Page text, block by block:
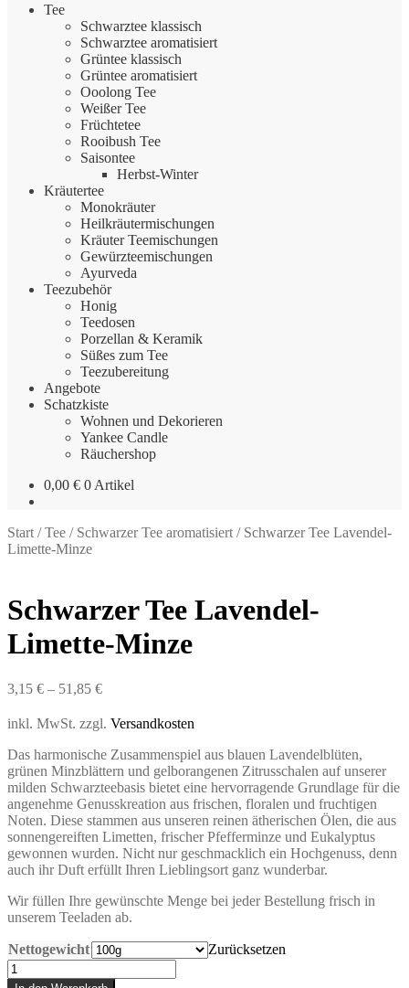
Tee
Schwarztee klassisch
Schwarztee aromatisiert
Grüntee klassisch
Grüntee aromatisiert
Ooolong Tee
Weißer Tee
Früchtetee
Rooibush Tee
Saisontee
Herbst-Winter
Kräutertee
Monokräuter
Heilkräutermischungen
Kräuter Teemischungen
Gewürzteemischungen
Ayurveda
Teezubehör
Honig
Teedosen
Porzellan & Keramik
Süßes zum Tee
Teezubereitung
Angebote
Schatzkiste
Wohnen und Dekorieren
Yankee Candle
Räuchershop
0,00 € 0 Artikel
Start /Tee / Schwarzer Tee aromatisiert / Schwarzer Tee Lavendel-
Limette-Minze
Schwarzer Tee Lavendel-
Limette-Minze
3,15 € – 51,85 €
inkl. MwSt. zzgl. Versandkosten
Das harmonische Zusammenspiel aus blauen Lavendelblüten,
grünen Minzblättern und gelborangenen Zitrusschalen auf unserer
milden Schwarzteebasis bietet eine hervorragende Grundlage für die
angenehme Genusskreation aus frischen, floralen und fruchtigen
Noten. Diese stammen aus unseren reinen ätherischen Ölen, die aus
sonnengereiften Limetten, frischer Pfefferminze und Eukalyptus
gewonnen wurden. Nicht nur geschmacklich ein Hochgenuss, denn
auch ihr Duft erfüllt Ihren Lieblingsort ganz wunderbar.
Wir füllen Ihre gewünschte Menge bei jeder Bestellung frisch in
unserem Teeladen ab.
Nettogewicht
Zurücksetzen
Schwarzer
Tee